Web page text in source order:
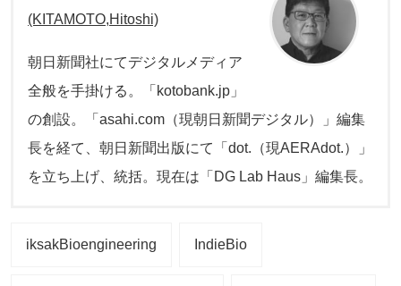
(KITAMOTO,Hitoshi)
朝日新聞社にてデジタルメディア
全般を手掛ける。「kotobank.jp」
の創設。「asahi.com（現朝日新聞デジタル）」編集
長を経て、朝日新聞出版にて「dot.（現AERAdot.）」
を立ち上げ、統括。現在は「DG Lab Haus」編集長。
iksakBioengineering IndieBio